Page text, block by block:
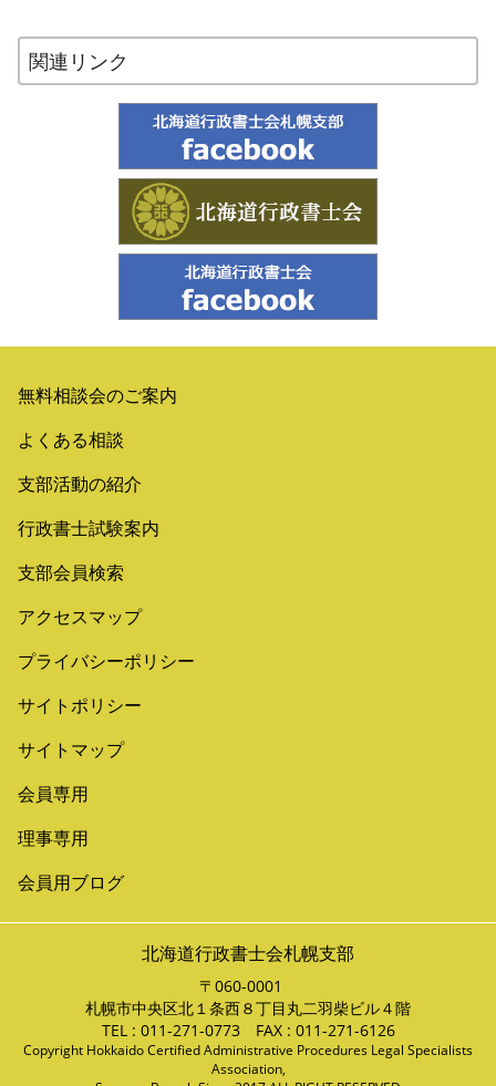
関連リンク
無料相談会のご案内
よくある相談
支部活動の紹介
行政書士試験案内
支部会員検索
アクセスマップ
プライバシーポリシー
サイトポリシー
サイトマップ
会員専用
理事専用
会員用ブログ
北海道行政書士会札幌支部
〒060-0001
札幌市中央区北１条西８丁目丸二羽柴ビル４階
TEL : 011-271-0773 FAX : 011-271-6126
Copyright Hokkaido Certified Administrative Procedures Legal Specialists
Association,